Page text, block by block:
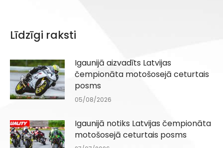
Līdzīgi raksti
Igaunijā aizvadīts Latvijas
čempionāta motošosejā ceturtais
posms
05/08/2026
Igaunijā notiks Latvijas čempionāta
motošosejā ceturtais posms